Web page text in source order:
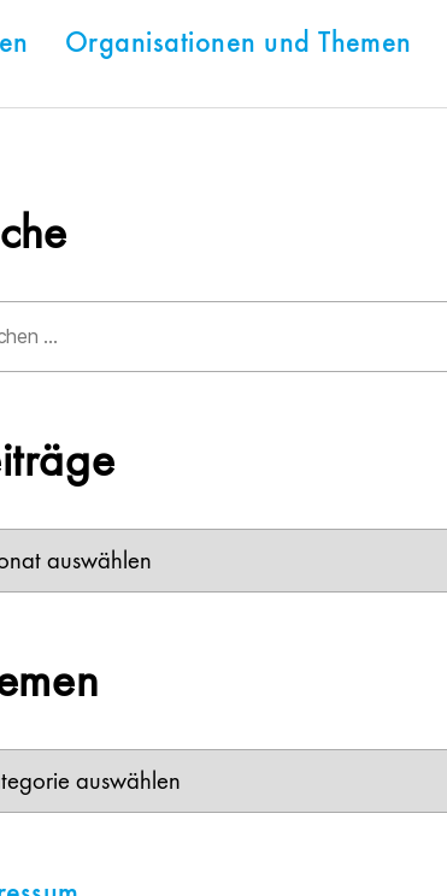
Organisationen und Themen